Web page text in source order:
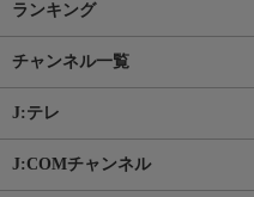
ランキング
チャンネル一覧
J:テレ
J:COMチャンネル